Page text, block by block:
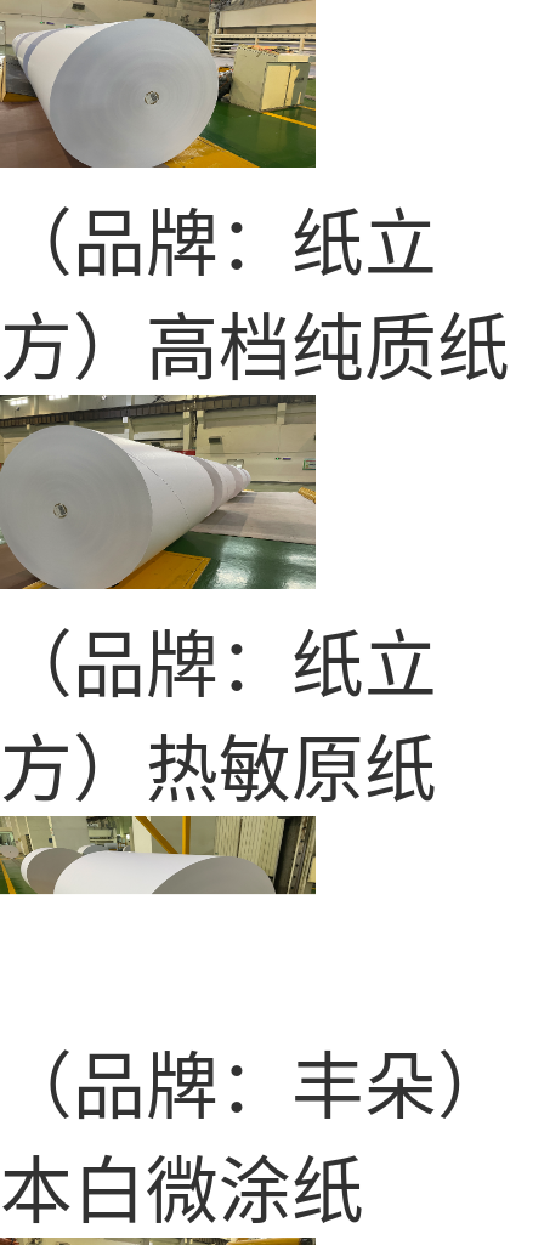
（品牌：纸立
方）高档纯质纸
（品牌：纸立
方）热敏原纸
（品牌：丰朵）
本白微涂纸